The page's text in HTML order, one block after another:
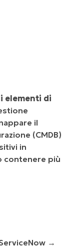
elementi di
il
(CMDB)
in
contenere più
→